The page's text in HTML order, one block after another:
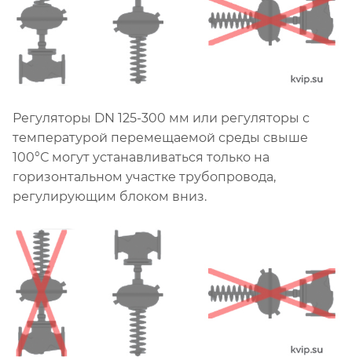
Регуляторы DN 125-300 мм или регуляторы с
температурой перемещаемой среды свыше
100°С могут устанавливаться только на
горизонтальном участке трубопровода,
регулирующим блоком вниз.